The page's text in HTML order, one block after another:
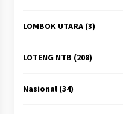
LOMBOK UTARA(3)
LOTENG NTB (208)
Nasional(34)